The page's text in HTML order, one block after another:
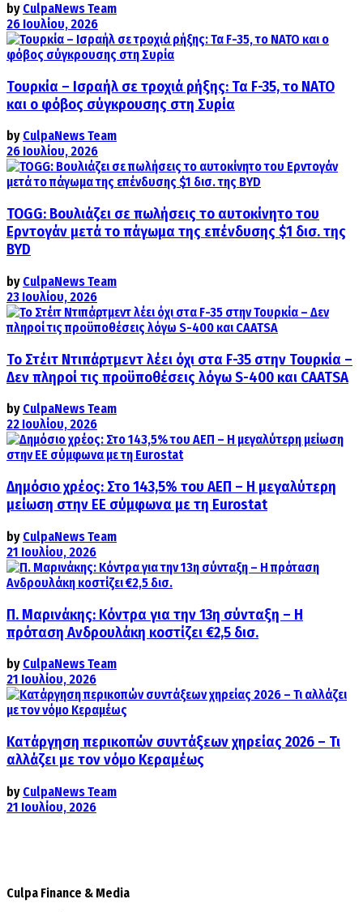
by CulpaNews Team
26 Ιουλίου, 2026
Τουρκία – Ισραήλ σε τροχιά ρήξης: Τα F-35, το ΝΑΤΟ
και ο φόβος σύγκρουσης στη Συρία
by CulpaNews Team
26 Ιουλίου, 2026
TOGG: Βουλιάζει σε πωλήσεις το αυτοκίνητο του
Ερντογάν μετά το πάγωμα της επένδυσης $1 δισ. της
BYD
by CulpaNews Team
23 Ιουλίου, 2026
Το Στέιτ Ντιπάρτμεντ λέει όχι στα F-35 στην Τουρκία –
Δεν πληροί τις προϋποθέσεις λόγω S-400 και CAATSA
by CulpaNews Team
22 Ιουλίου, 2026
Δημόσιο χρέος: Στο 143,5% του ΑΕΠ – Η μεγαλύτερη
μείωση στην ΕΕ σύμφωνα με τη Eurostat
by CulpaNews Team
21 Ιουλίου, 2026
Π. Μαρινάκης: Κόντρα για την 13η σύνταξη – Η
πρόταση Ανδρουλάκη κοστίζει €2,5 δισ.
by CulpaNews Team
21 Ιουλίου, 2026
Κατάργηση περικοπών συντάξεων χηρείας 2026 – Τι
αλλάζει με τον νόμο Κεραμέως
by CulpaNews Team
21 Ιουλίου, 2026
Culpa Finance & Media